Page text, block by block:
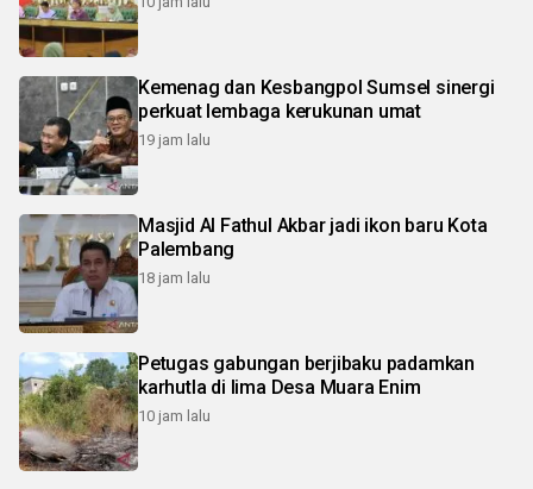
Kemenag dan Kesbangpol Sumsel sinergi
perkuat lembaga kerukunan umat
19 jam lalu
Masjid Al Fathul Akbar jadi ikon baru Kota
Palembang
18 jam lalu
Petugas gabungan berjibaku padamkan
karhutla di lima Desa Muara Enim
10 jam lalu